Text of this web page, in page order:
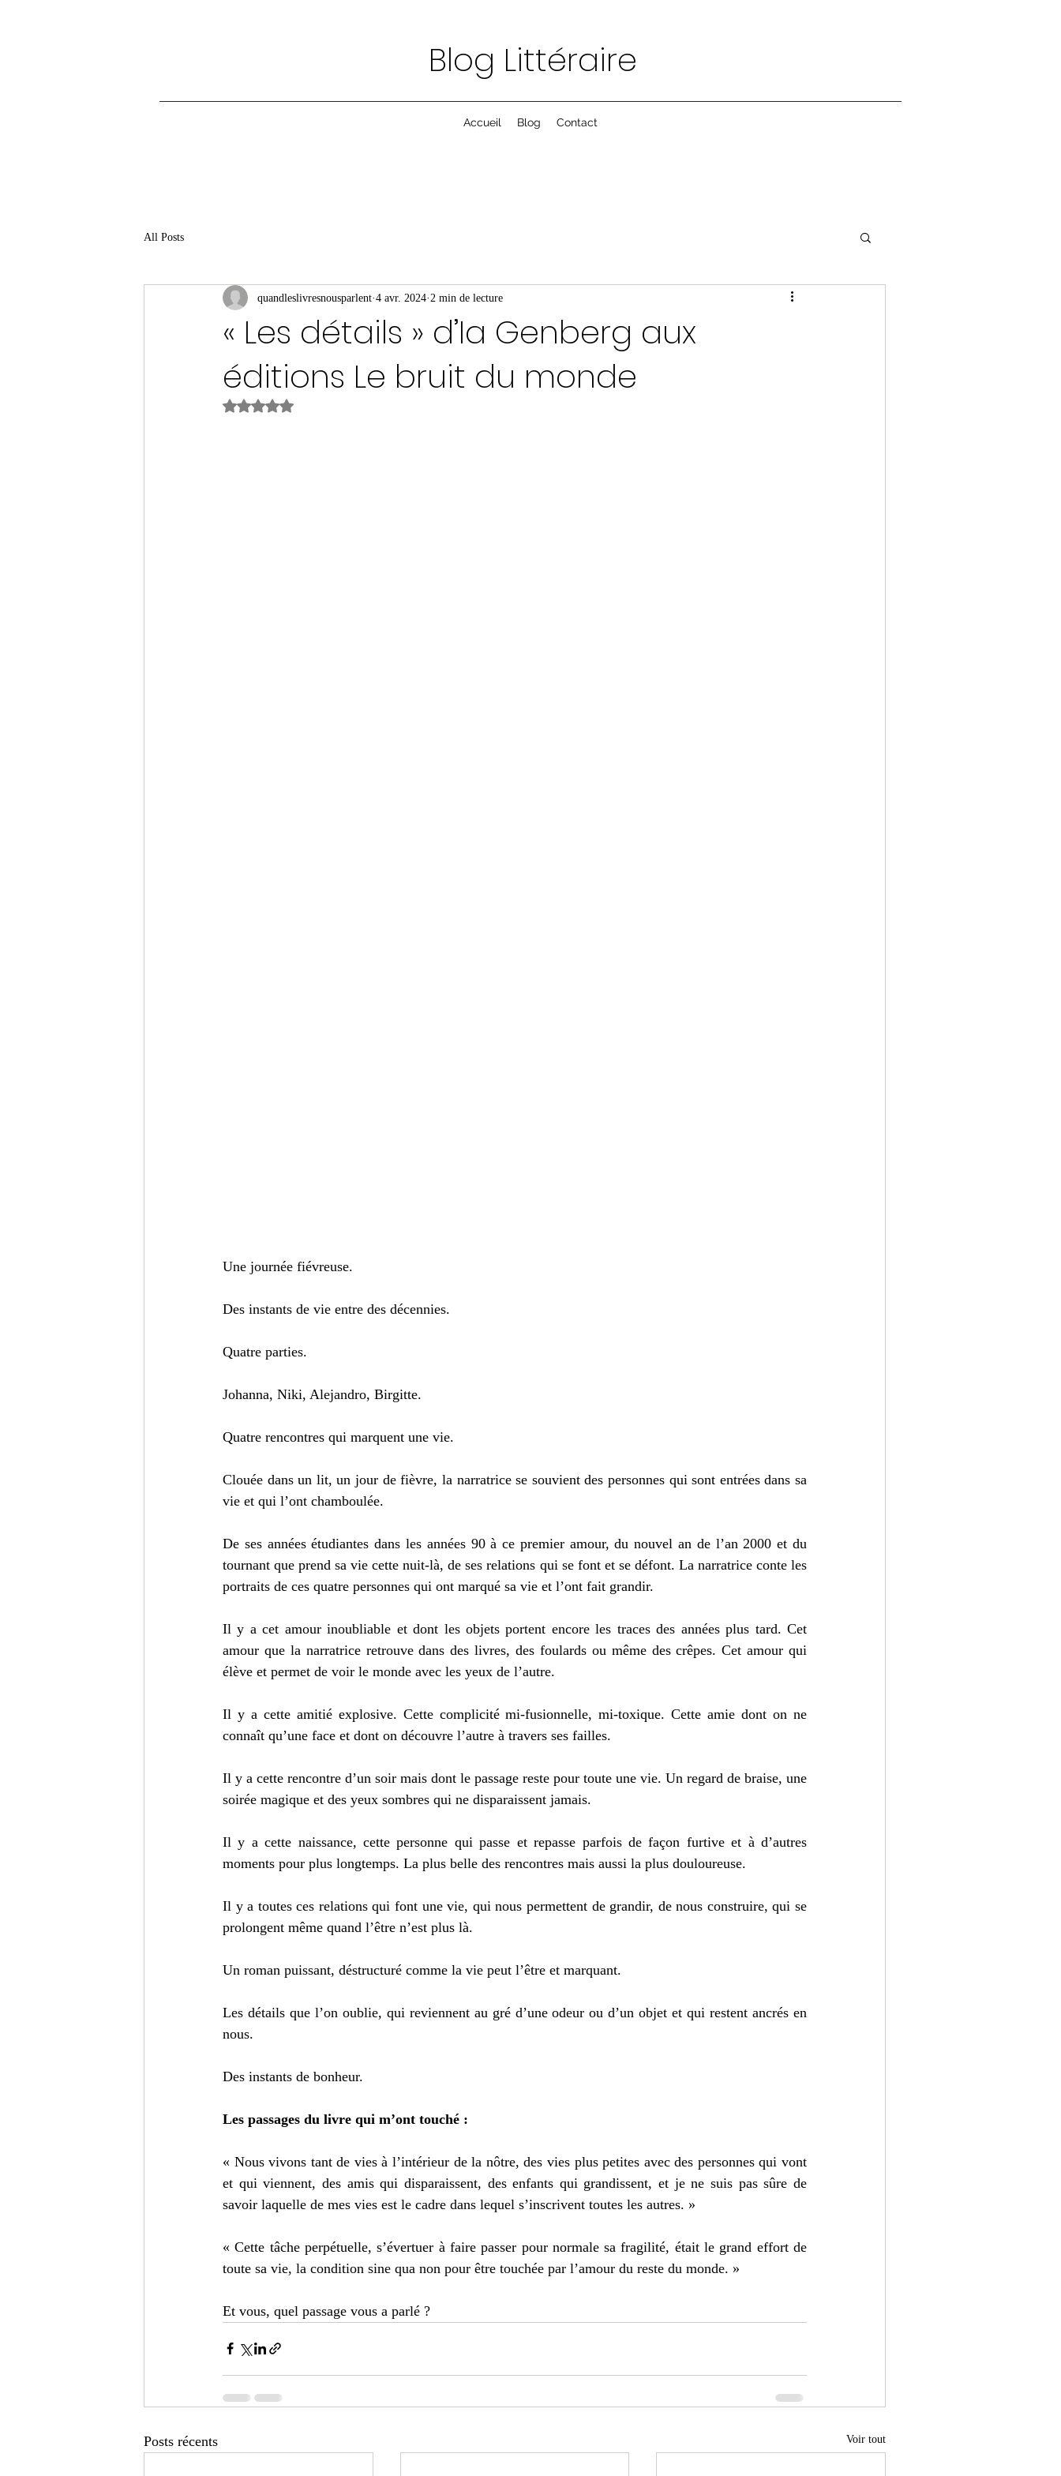
Blog Littéraire
Accueil Blog Contact
All Posts
« Les détails » d’Ia Genberg aux
éditions Le bruit du monde
quandleslivresnousparlent 4 avr. 2024 2 min de lecture
Noté NaN étoiles sur 5.
Une journée fiévreuse.
Des instants de vie entre des décennies.
Quatre parties.
Johanna, Niki, Alejandro, Birgitte.
Quatre rencontres qui marquent une vie.
Clouée dans un lit, un jour de fièvre, la narratrice se souvient des personnes qui sont entrées dans sa
vie et qui l’ont chamboulée.
De ses années étudiantes dans les années 90 à ce premier amour, du nouvel an de l’an 2000 et du
tournant que prend sa vie cette nuit-là, de ses relations qui se font et se défont. La narratrice conte les
portraits de ces quatre personnes qui ont marqué sa vie et l’ont fait grandir.
Il y a cet amour inoubliable et dont les objets portent encore les traces des années plus tard. Cet
amour que la narratrice retrouve dans des livres, des foulards ou même des crêpes. Cet amour qui
élève et permet de voir le monde avec les yeux de l’autre.
Il y a cette amitié explosive. Cette complicité mi-fusionnelle, mi-toxique. Cette amie dont on ne
connaît qu’une face et dont on découvre l’autre à travers ses failles.
Il y a cette rencontre d’un soir mais dont le passage reste pour toute une vie. Un regard de braise, une
soirée magique et des yeux sombres qui ne disparaissent jamais.
Il y a cette naissance, cette personne qui passe et repasse parfois de façon furtive et à d’autres
moments pour plus longtemps. La plus belle des rencontres mais aussi la plus douloureuse.
Il y a toutes ces relations qui font une vie, qui nous permettent de grandir, de nous construire, qui se
prolongent même quand l’être n’est plus là.
Un roman puissant, déstructuré comme la vie peut l’être et marquant.
Les détails que l’on oublie, qui reviennent au gré d’une odeur ou d’un objet et qui restent ancrés en
nous.
Des instants de bonheur.
Les passages du livre qui m’ont touché :
« Nous vivons tant de vies à l’intérieur de la nôtre, des vies plus petites avec des personnes qui vont
et qui viennent, des amis qui disparaissent, des enfants qui grandissent, et je ne suis pas sûre de
savoir laquelle de mes vies est le cadre dans lequel s’inscrivent toutes les autres. »
« Cette tâche perpétuelle, s’évertuer à faire passer pour normale sa fragilité, était le grand effort de
toute sa vie, la condition sine qua non pour être touchée par l’amour du reste du monde. »
Et vous, quel passage vous a parlé ?
Posts récents Voir tout